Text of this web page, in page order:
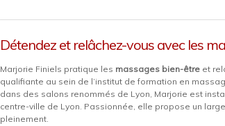
Détendez et relâchez-vous avec les
Marjorie Finiels pratique les massages bien-être et
qualifiante au sein de l’institut de formation en
dans des salons renommés de Lyon, Marjorie est
centre-ville de Lyon. Passionnée, elle propose un
pleinement.